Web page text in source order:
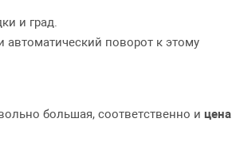
и град.
автоматический поворот к этому
большая, соответственно и цена